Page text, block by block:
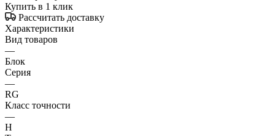
Купить в 1 клик
Рассчитать доставку
Характеристики
Вид товаров
—
Блок
Серия
—
RG
Класс точности
—
H